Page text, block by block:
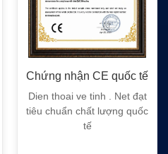
Chứng nhận FC quốc tế
Dien thoai ve tinh . Net đạt
tiêu chuẩn chất lượng quốc
tế